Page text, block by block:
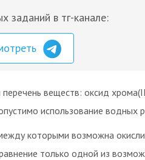
заданий в тг-канале:
веществ: оксид
использование водных
которыми возможна
только одной из